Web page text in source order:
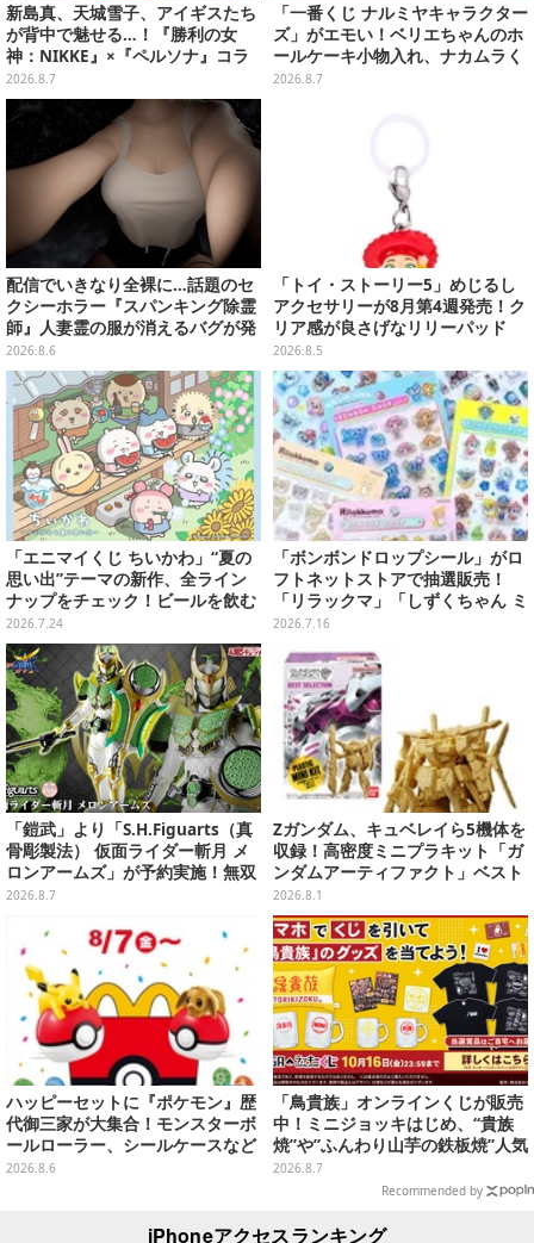
新島真、天城雪子、アイギスたち
が背中で魅せる…！『勝利の女
神：NIKKE』×『ペルソナ』コラ
ボキャラ＆KV解禁
2026.8.7
「一番くじ ナルミヤキャラクター
ズ」がエモい！ベリエちゃんのホ
ールケーキ小物入れ、ナカムラく
んのマスコットなどがズラリ
2026.8.7
配信でいきなり全裸に…話題のセ
クシーホラー『スパンキング除霊
師』人妻霊の服が消えるバグが発
生。「丸裸になる現象を泣きなが
ら修正しました」と現在はアプデ
済み
2026.8.6
「トイ・ストーリー5」めじるし
アクセサリーが8月第4週発売！ク
リア感が良さげなリリーパッド
や、ジェシーなど全5種ラインナ
ップ
2026.8.5
「エニマイくじ ちいかわ」“夏の
思い出”テーマの新作、全ライン
ナップをチェック！ビールを飲む
「くりまんじゅう」ぬいぐるみな
ど
2026.7.24
「ボンボンドロップシール」がロ
フトネットストアで抽選販売！
「リラックマ」「しずくちゃん ミ
ニ」など全12種をラインナップ
2026.7.16
「鎧武」より「S.H.Figuarts（真
骨彫製法） 仮面ライダー斬月 メ
ロンアームズ」が予約実施！無双
セイバー、メロンディフェンダー
2026.8.7
Zガンダム、キュベレイら5機体を
収録！高密度ミニプラキット「ガ
ンダムアーティファクト」ベスト
セレクションが10月発売
2026.8.1
ハッピーセットに『ポケモン』歴
代御三家が大集合！モンスターボ
ールローラー、シールケースなど
全12種
2026.8.6
「鳥貴族」オンラインくじが販売
中！ミニジョッキはじめ、“貴族
焼”や”ふんわり山芋の鉄板焼”人気
メニューTシャツなどラインナッ
2026.8.7
Recommended by
iPhoneアクセスランキング